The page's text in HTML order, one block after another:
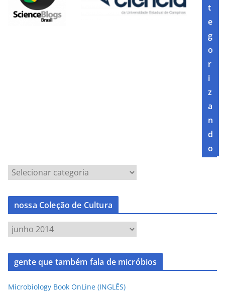
t
e
g
o
r
i
z
a
n
d
o
nossa Coleção de Cultura
gente que também fala de micróbios
Microbiology Book OnLine (INGLÊS)